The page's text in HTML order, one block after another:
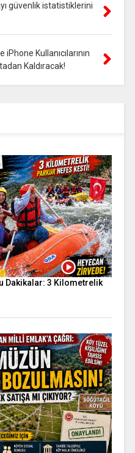
güvenlik istatistiklerini
Kullanıcılarının
Kaldıracak!
Dakikalar: 3 Kilometrelik